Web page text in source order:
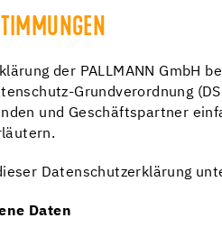
der PALLMANN GmbH
Grundverordnung
und Geschäftspartner
Datenschutzerklärung
Daten